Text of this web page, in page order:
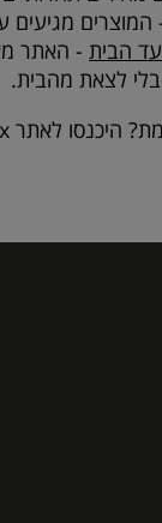
המוצרים מגיעים
עד הבית - האתר
לצאת מהבית.
היכנסו לאתר